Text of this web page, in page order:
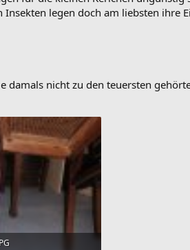
legen doch am liebsten ihre
damals nicht zu den teuersten